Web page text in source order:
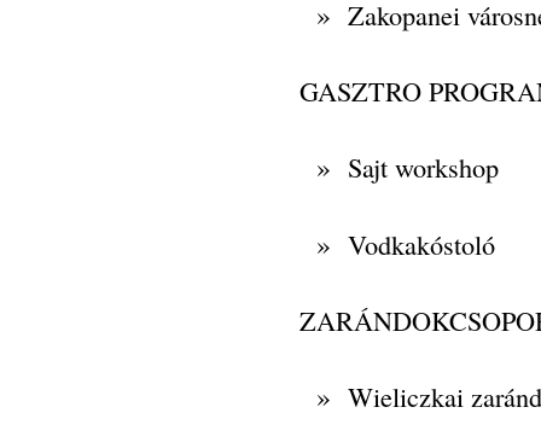
» Zakopanei
GASZTRO
» Sajt workshop
» Vodkakóstoló
» Wieliczkai